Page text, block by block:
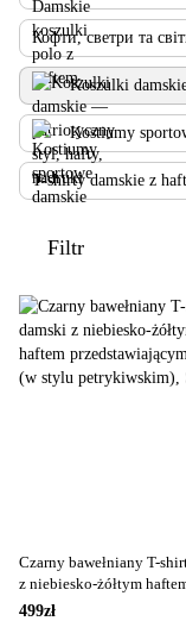
Кофти, светри та
Koszulki
Kostiumy
T-shirty damskie z
Filtr
Czarny bawełniany T-
z niebiesko-żółtym
przedstawiającym tryzub
499zł